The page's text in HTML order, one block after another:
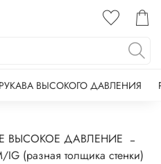
РУКАВА ВЫСОКОГО ДАВЛЕНИЯ
ВЫСОКОЕ ДАВЛЕНИЕ
IG (разная толщика стенки)